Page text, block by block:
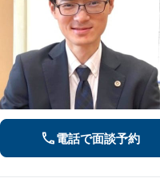
電話で面談予約